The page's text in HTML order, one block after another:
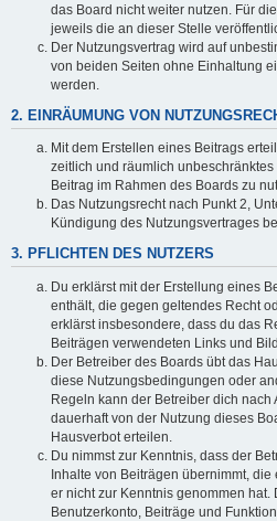
das Board nicht weiter nutzen. Für
jeweils die an dieser Stelle
Der Nutzungsvertrag wird auf
von beiden Seiten ohne Einhaltung
werden.
2. EINRÄUMUNG VON
Mit dem Erstellen eines Beitrags
zeitlich und räumlich
Beitrag im Rahmen des Boards zu
Das Nutzungsrecht nach Punkt 2,
Kündigung des Nutzungsvertrages
3. PFLICHTEN DES NUTZERS
Du erklärst mit der Erstellung eines
enthält, die gegen geltendes Recht
erklärst insbesondere, dass du das
Beiträgen verwendeten Links und
Der Betreiber des Boards übt das
diese Nutzungsbedingungen oder
Regeln kann der Betreiber dich
dauerhaft von der Nutzung dieses
Hausverbot erteilen.
Du nimmst zur Kenntnis, dass der
Inhalte von Beiträgen übernimmt,
er nicht zur Kenntnis genommen hat.
Benutzerkonto, Beiträge und